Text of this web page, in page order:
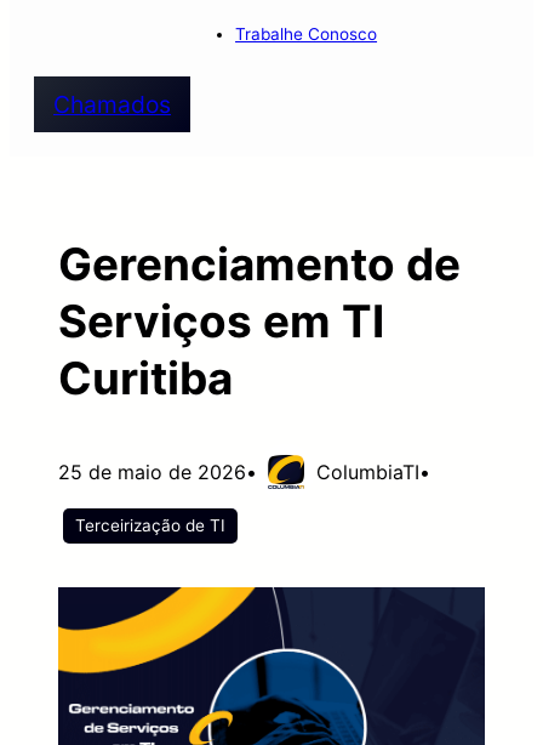
Trabalhe Conosco
Chamados
Gerenciamento de
Serviços em TI
Curitiba
25 de maio de 2026• ColumbiaTI•
Terceirização de TI